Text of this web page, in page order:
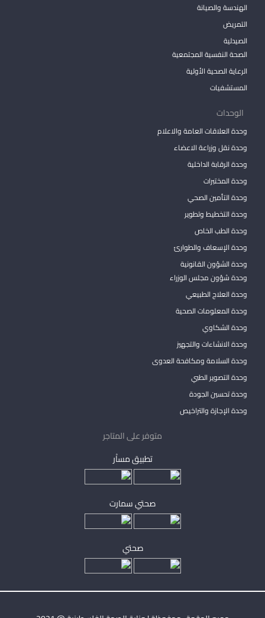
الهندسة والصيانة
التمريض
الصيدلية
الصحة النفسية المجتمعية
الرعاية الصحية الأولية
المستشفيات
الوحدات
وحدة العلاقات العامة والاعلام
وحدة نقل وزراعة الاعضاء
وحدة الرقابة الداخلية
وحدة المختبرات
وحدة التأمين الصحي
وحدة التخطيط وتطوير
وحدة الطب الخاص
وحدة الإسعاف والطوارئ
وحدة الشؤون القانونية
وحدة شؤون مجلس الوزراء
وحدة العلاج الطبيعي
وحدة المعلومات الصحية
وحدة الشكاوي
وحدة الانشاءات والتجهيز
وحدة السلامة ومكافحة العدوى
وحدة التصوير الطبي
وحدة تحسين الجودة
وحدة الإجازة والتراخيص
متوفر على المتاجر
تطبيق مساْر
صحتي سمارت
صحتي